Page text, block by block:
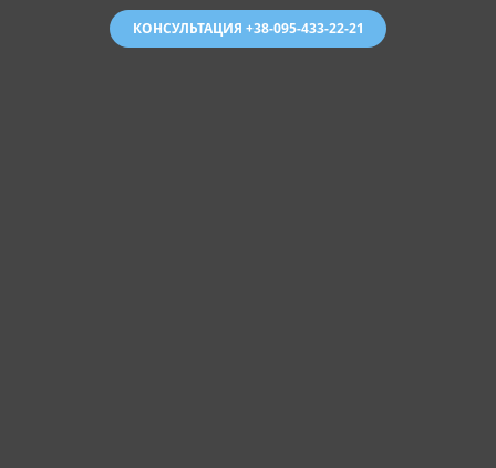
КОНСУЛЬТАЦИЯ +38-095-433-22-21